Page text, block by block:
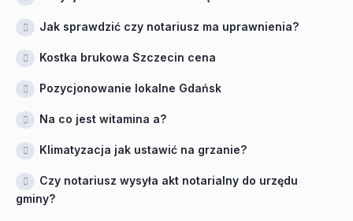
Jak sprawdzić czy notariusz ma uprawnienia?
Kostka brukowa Szczecin cena
Pozycjonowanie lokalne Gdańsk
Na co jest witamina a?
Klimatyzacja jak ustawić na grzanie?
Czy notariusz wysyła akt notarialny do urzędu
gminy?